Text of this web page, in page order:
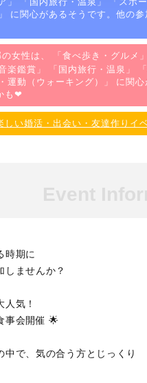
」 に関心があるそうです。他の
女性は、 「食べ歩き・グルメ
楽鑑賞 」 「国内旅行・温泉 」 「
運動（ウォーキング）
」 に関
も❤
い婚活・出会い・友達作りイ
時期に
しませんか？
気！
事会開催 🌟
中で、気の合う方とじっくり